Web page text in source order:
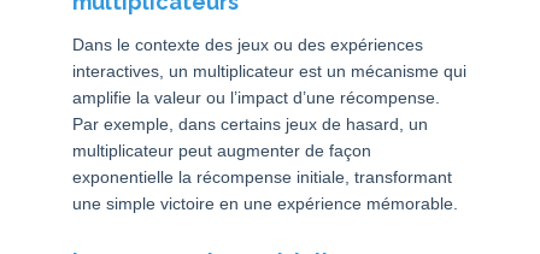
Dans le contexte des jeux ou des expériences
interactives, un multiplicateur est un mécanisme qui
amplifie la valeur ou l’impact d’une récompense.
Par exemple, dans certains jeux de hasard, un
multiplicateur peut augmenter de façon
exponentielle la récompense initiale, transformant
une simple victoire en une expérience mémorable.